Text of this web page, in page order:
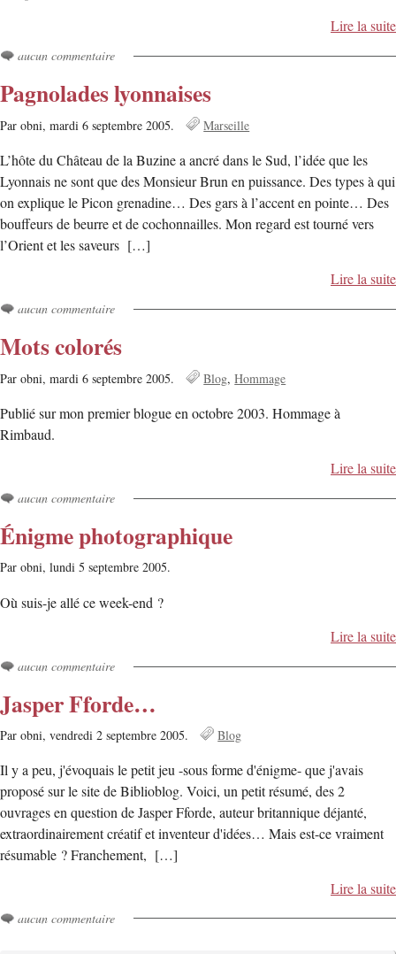
Lire la suite
aucun commentaire
Pagnolades lyonnaises
Par obni, mardi 6 septembre 2005. Marseille
L’hôte du Château de la Buzine a ancré dans le Sud, l’idée que les
Lyonnais ne sont que des Monsieur Brun en puissance. Des types à qui
on explique le Picon grenadine… Des gars à l’accent en pointe… Des
bouffeurs de beurre et de cochonnailles. Mon regard est tourné vers
l’Orient et les saveurs […]
Lire la suite
aucun commentaire
Mots colorés
Par obni, mardi 6 septembre 2005. Blog Hommage
Publié sur mon premier blogue en octobre 2003. Hommage à
Rimbaud.
Lire la suite
aucun commentaire
Énigme photographique
Par obni, lundi 5 septembre 2005.
Où suis-je allé ce week-end ?
Lire la suite
aucun commentaire
Jasper Fforde…
Par obni, vendredi 2 septembre 2005. Blog
Il y a peu, j'évoquais le petit jeu -sous forme d'énigme- que j'avais
proposé sur le site de Biblioblog. Voici, un petit résumé, des 2
ouvrages en question de Jasper Fforde, auteur britannique déjanté,
extraordinairement créatif et inventeur d'idées… Mais est-ce vraiment
résumable ? Franchement, […]
Lire la suite
aucun commentaire